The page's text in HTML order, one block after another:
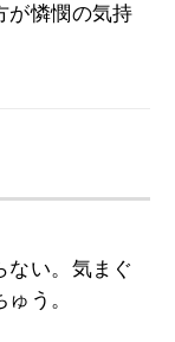
が憐憫の気持
ない。気まぐ
う。